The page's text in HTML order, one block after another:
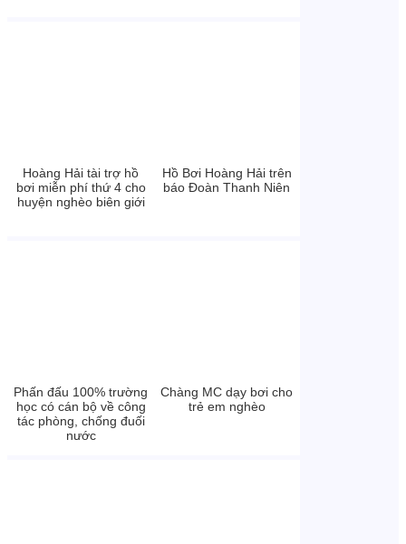
Hoàng Hải tài trợ hồ
bơi miễn phí thứ 4 cho
huyện nghèo biên giới
Hồ Bơi Hoàng Hải trên
báo Đoàn Thanh Niên
Phấn đấu 100% trường
học có cán bộ về công
tác phòng, chống đuối
nước
Chàng MC dạy bơi cho
trẻ em nghèo